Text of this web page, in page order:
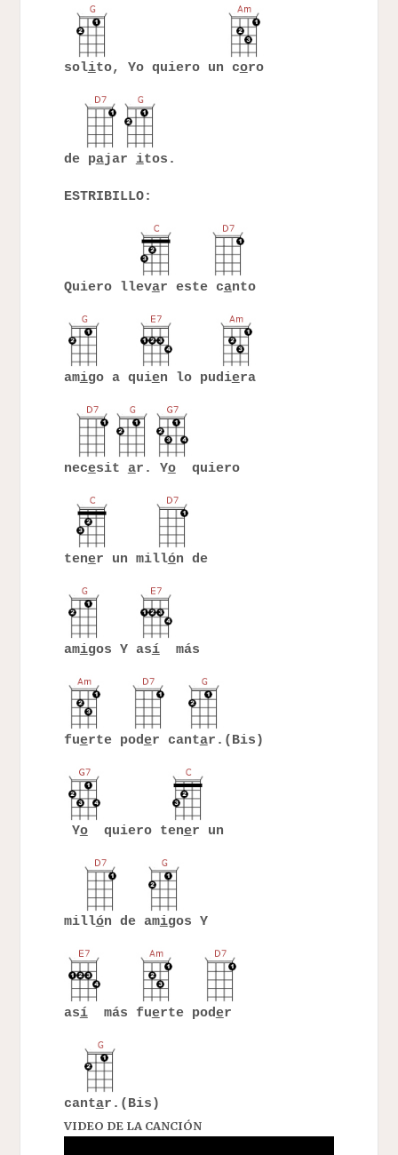
solito, Yo quiero un coro
de pajar itos.
ESTRIBILLO:
Quiero llevar este canto
amigo a quien lo pudiera
necesit ar. Yoquiero
tener un millón de
amigos Y asímás
fuerte poder cantar.(Bis)
Yoquiero tener un
millón de amigos Y
asímás fuerte poder
cantar.(Bis)
VIDEO DE LA CANCIÓN